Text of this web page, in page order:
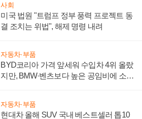
사회
미국 법원 "트럼프 정부 풍력 프로젝트 동
결 조치는 위법", 해제 명령 내려
자동차·부품
BYD코리아 가격 앞세워 수입차 4위 올랐
지만, BMW·벤츠보다 높은 공임비에 소비
자동차·부품
현대차 올해 SUV 국내 베스트셀러 톱10